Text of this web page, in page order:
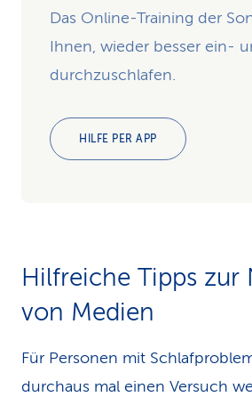
Das Online-Training der
Ihnen, wieder besser ein-
durchzuschlafen.
HILFE PER APP
Hilfreiche Tipps zur
von Medien
Für Personen mit
durchaus mal einen Versuch